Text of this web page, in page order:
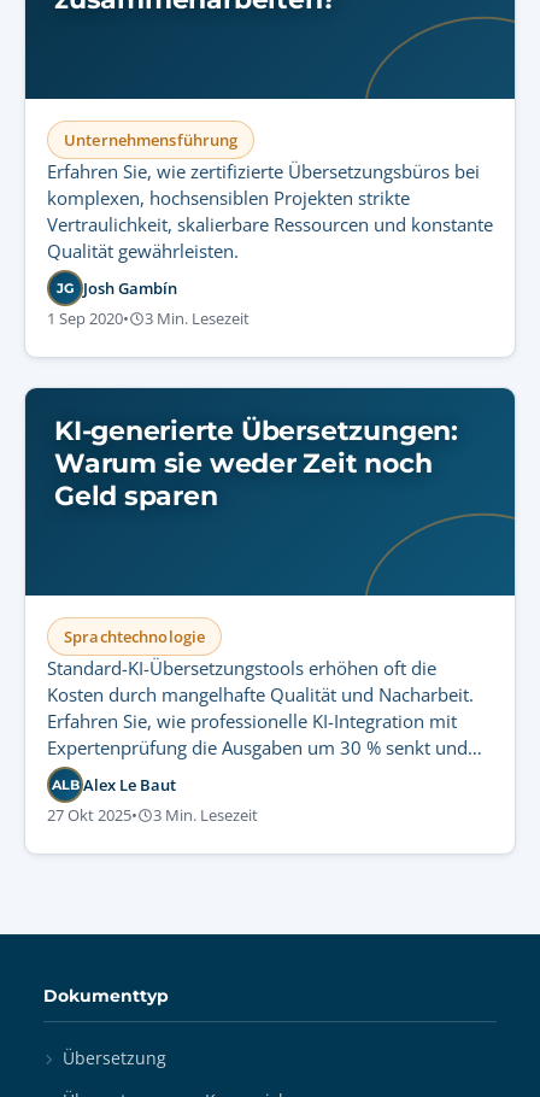
Unternehmensführung
Erfahren Sie, wie zertifizierte Übersetzungsbüros bei
komplexen, hochsensiblen Projekten strikte
Vertraulichkeit, skalierbare Ressourcen und konstante
Qualität gewährleisten.
JG Josh Gambín
1 Sep 2020• 3 Min. Lesezeit
KI-generierte Übersetzungen:
Warum sie weder Zeit noch
Geld sparen
Sprachtechnologie
Standard-KI-Übersetzungstools erhöhen oft die
Kosten durch mangelhafte Qualität und Nacharbeit.
Erfahren Sie, wie professionelle KI-Integration mit
Expertenprüfung die Ausgaben um 30 % senkt und
gleichzeitig Compliance garantiert.
ALB Alex Le Baut
27 Okt 2025• 3 Min. Lesezeit
Dokumenttyp
Übersetzung